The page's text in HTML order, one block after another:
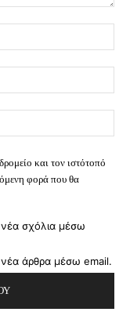
και τον ιστότοπό
φορά που θα
νέα σχόλια μέσω
νέα άρθρα μέσω email.